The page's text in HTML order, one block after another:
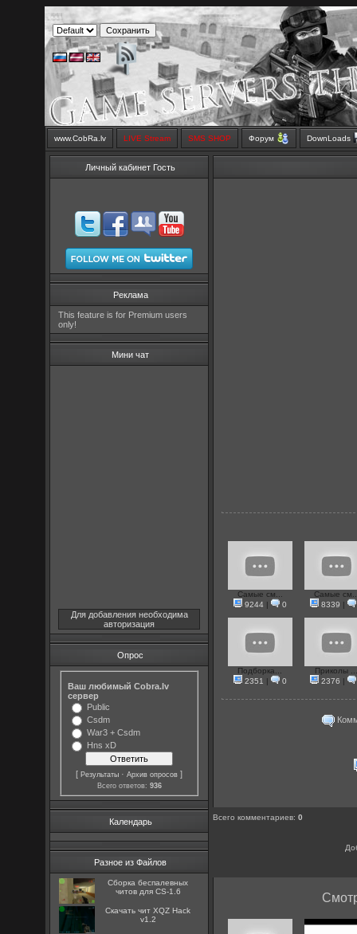
www.CobRa.lv LIVE Stream SMS SHOP Форум DownLoads
Личный кабинет Гость
Реклама
This feature is for Premium users
only!
Мини чат
Для добавления необходима
авторизация
Опрос
Ваш любимый Cobra.lv
сервер
Public
Csdm
War3 + Csdm
Hns xD
[Результаты ·Архив опросов ]
Всего ответов: 936
Календарь
Разное из Файлов
Сборка беспалевных
читов для CS-1.6
Скачать чит XQZ Hack
v1.2
Самые см...
9244| 0
Самые
8339 |
Подборка...
2351 | 0
Приколы
2376 |
Всего комментариев:0